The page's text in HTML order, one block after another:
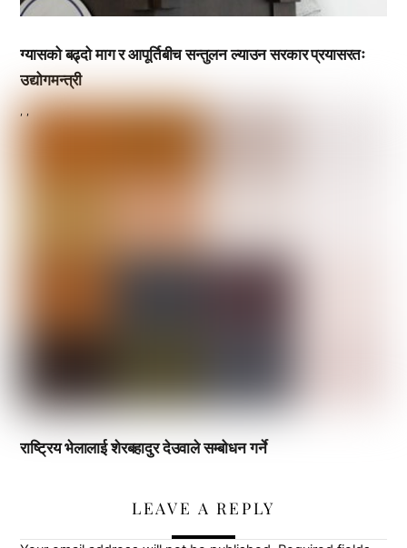
ग्यासको बढ्दो माग र आपूर्तिबीच सन्तुलन ल्याउन सरकार प्रयासरतः
उद्योगमन्त्री
, ,
राष्ट्रिय भेलालाई शेरबहादुर देउवाले सम्बोधन गर्ने
LEAVE A REPLY